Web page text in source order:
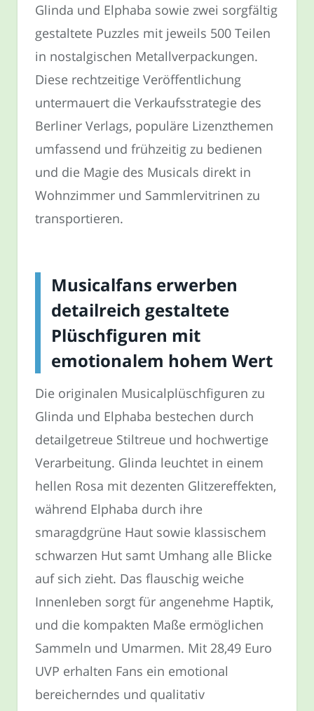
Glinda und Elphaba sowie zwei sorgfältig
gestaltete Puzzles mit jeweils 500 Teilen
in nostalgischen Metallverpackungen.
Diese rechtzeitige Veröffentlichung
untermauert die Verkaufsstrategie des
Berliner Verlags, populäre Lizenzthemen
umfassend und frühzeitig zu bedienen
und die Magie des Musicals direkt in
Wohnzimmer und Sammlervitrinen zu
transportieren.
Musicalfans erwerben
detailreich gestaltete
Plüschfiguren mit
emotionalem hohem Wert
Die originalen Musicalplüschfiguren zu
Glinda und Elphaba bestechen durch
detailgetreue Stiltreue und hochwertige
Verarbeitung. Glinda leuchtet in einem
hellen Rosa mit dezenten Glitzereffekten,
während Elphaba durch ihre
smaragdgrüne Haut sowie klassischem
schwarzen Hut samt Umhang alle Blicke
auf sich zieht. Das flauschig weiche
Innenleben sorgt für angenehme Haptik,
und die kompakten Maße ermöglichen
Sammeln und Umarmen. Mit 28,49 Euro
UVP erhalten Fans ein emotional
bereicherndes und qualitativ